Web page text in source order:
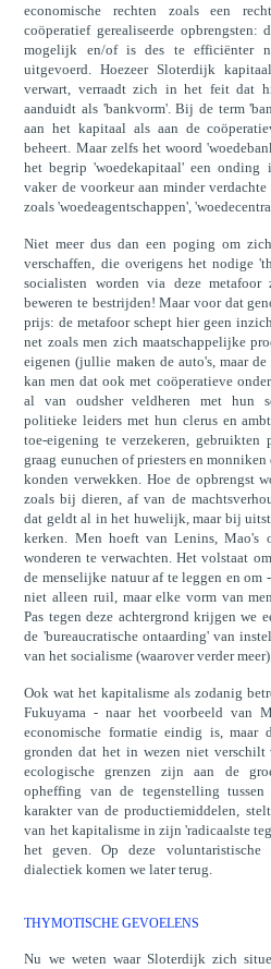
economische rechten zoals een
coöperatief gerealiseerde opbrengsten:
mogelijk en/of is des te efficiënter
uitgevoerd. Hoezeer Sloterdijk
verwart, verraadt zich in het feit dat
aanduidt als 'bankvorm'. Bij de term
aan het kapitaal als aan de
beheert. Maar zelfs het woord
het begrip 'woedekapitaal' een onding
vaker de voorkeur aan minder
zoals 'woedeagentschappen',
Niet meer dus dan een poging om
verschaffen, die overigens het nodige
socialisten worden via deze
beweren te bestrijden! Maar voor dat
prijs: de metafoor schept hier geen
net zoals men zich maatschappelijke
eigenen (jullie maken de auto's, maar
kan men dat ook met coöperatieve
al van oudsher veldheren met hun
politieke leiders met hun clerus en
toe-eigening te verzekeren, gebruikten
graag eunuchen of priesters en
konden verwekken. Hoe de opbrengst
zoals bij dieren, af van de
dat geldt al in het huwelijk, maar bij
kerken. Men hoeft van Lenins, Mao's
wonderen te verwachten. Het volstaat
de menselijke natuur af te leggen en om
niet alleen ruil, maar elke vorm van
Pas tegen deze achtergrond krijgen we
de 'bureaucratische ontaarding' van
van het socialisme (waarover verder
Ook wat het kapitalisme als zodanig
Fukuyama - naar het voorbeeld van
economische formatie eindig is, maar
gronden dat het in wezen niet verschilt
ecologische grenzen zijn aan de
opheffing van de tegenstelling
karakter van de productiemiddelen,
van het kapitalisme in zijn 'radicaalste
het geven. Op deze
dialectiek komen we later terug.
THYMOTISCHE GEVOELENS
Nu we weten waar Sloterdijk zich